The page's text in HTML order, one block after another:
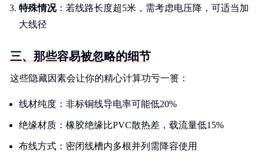
特殊情况：若线路长度超5米，需考虑电压降，可适当加
大线径
三、那些容易被忽略的细节
这些隐藏因素会让你的精心计算功亏一篑：
线材纯度：非标铜线导电率可能低20%
绝缘材质：橡胶绝缘比PVC散热差，载流量低15%
布线方式：密闭线槽内多根并列需降容使用